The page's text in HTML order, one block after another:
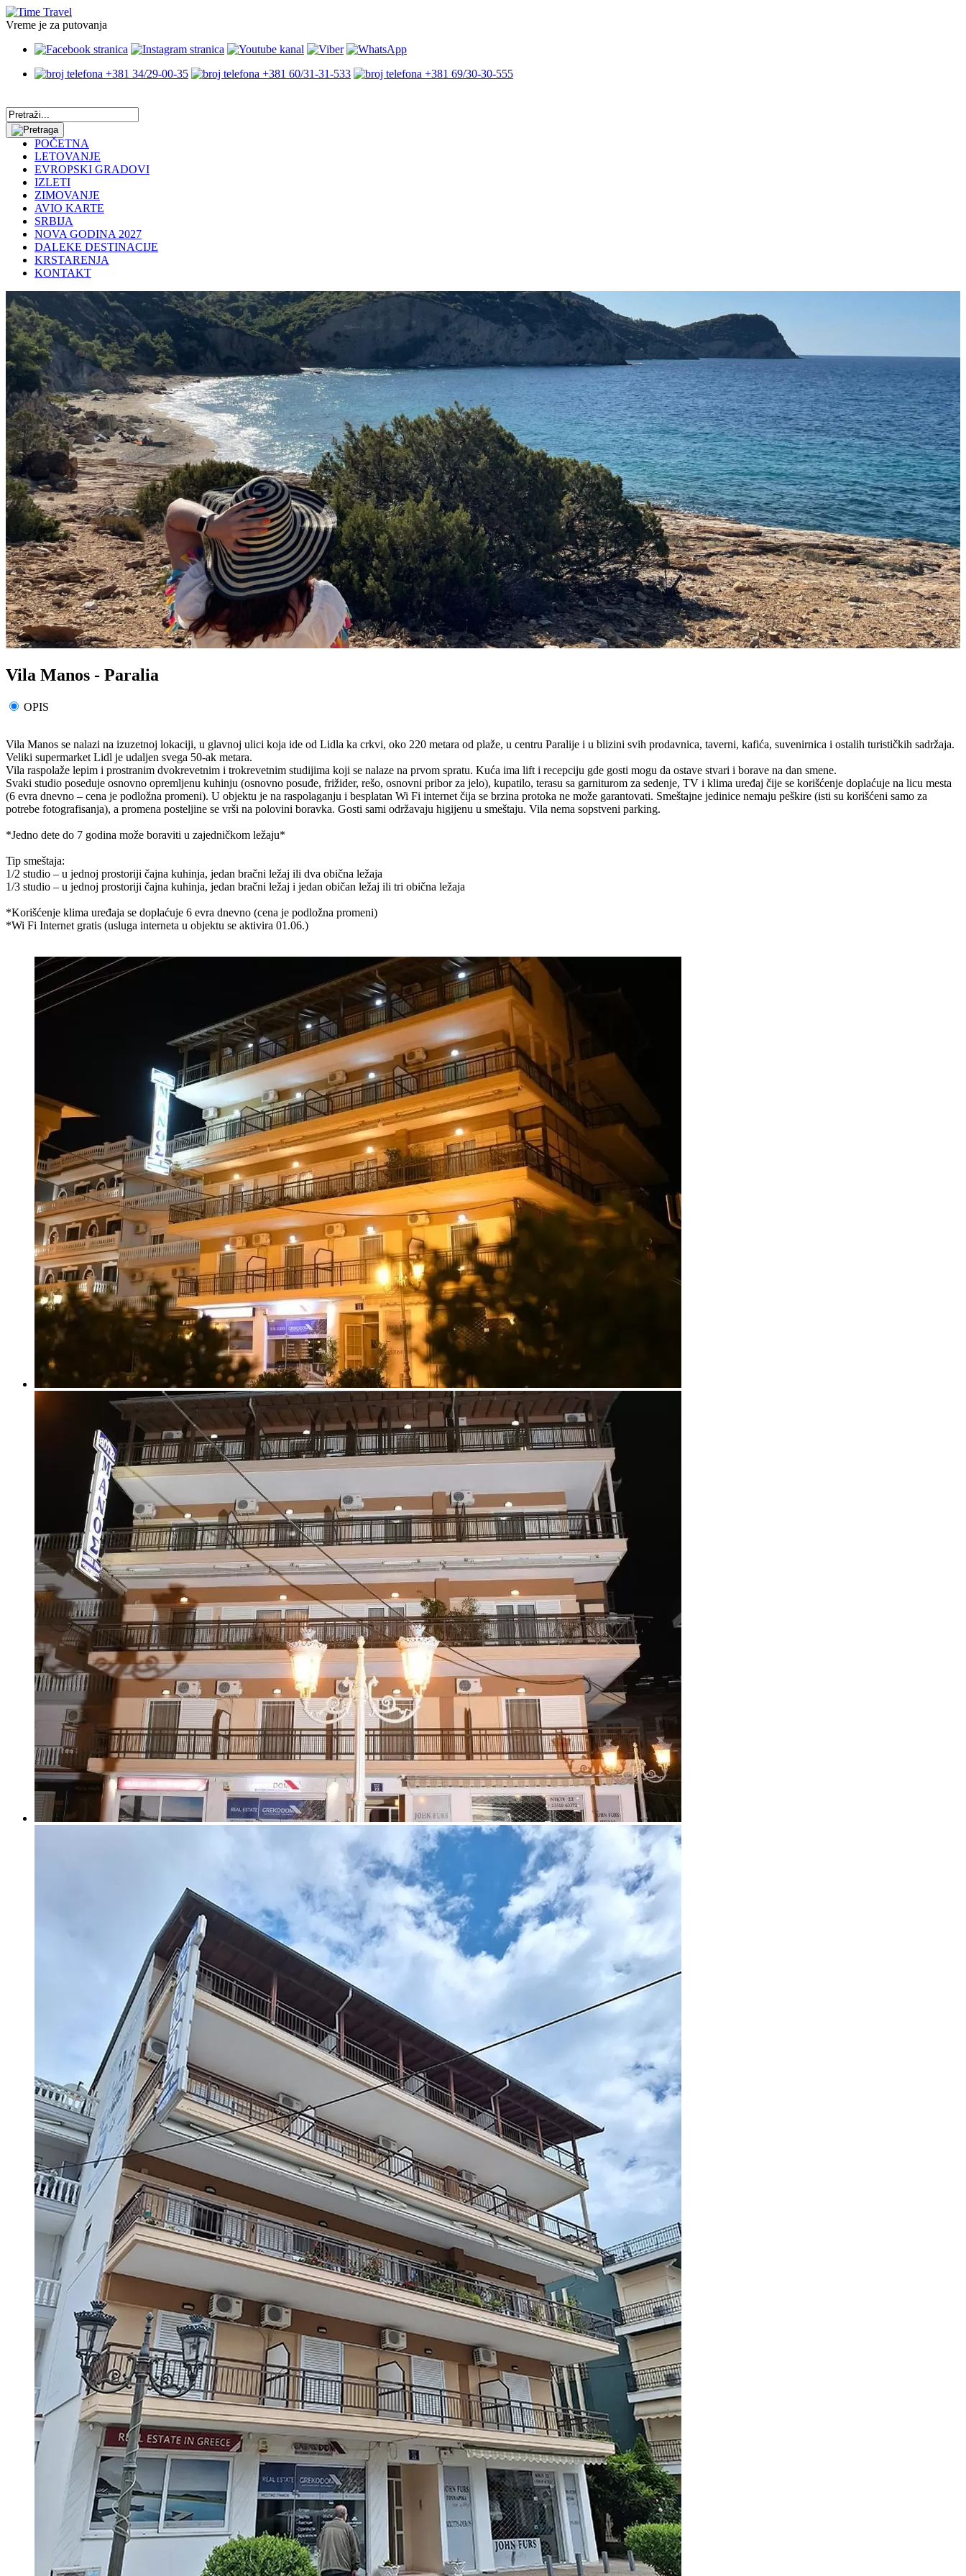
Vreme je za putovanja
+381 34/29-00-35 +381 60/31-31-533 +381 69/30-30-555
POČETNA
LETOVANJE
EVROPSKI GRADOVI
IZLETI
ZIMOVANJE
AVIO KARTE
SRBIJA
NOVA GODINA 2027
DALEKE DESTINACIJE
KRSTARENJA
KONTAKT
Vila Manos - Paralia
OPIS
Vila Manos se nalazi na izuzetnoj lokaciji, u glavnoj ulici koja ide od Lidla ka crkvi, oko 220 metara od plaže, u centru Paralije i u blizini svih prodavnica, taverni, kafića, suvenirnica i ostalih turističkih sadržaja.
Veliki supermarket Lidl je udaljen svega 50-ak metara.
Vila raspolaže lepim i prostranim dvokrevetnim i trokrevetnim studijima koji se nalaze na prvom spratu. Kuća ima lift i recepciju gde gosti mogu da ostave stvari i borave na dan smene.
Svaki studio poseduje osnovno opremljenu kuhinju (osnovno posuđe, frižider, rešo, osnovni pribor za jelo), kupatilo, terasu sa garniturom za sedenje, TV i klima uređaj čije se korišćenje doplaćuje na licu mesta
(6 evra dnevno – cena je podložna promeni). U objektu je na raspolaganju i besplatan Wi Fi internet čija se brzina protoka ne može garantovati. Smeštajne jedinice nemaju peškire (isti su korišćeni samo za
potrebe fotografisanja), a promena posteljine se vrši na polovini boravka. Gosti sami održavaju higijenu u smeštaju. Vila nema sopstveni parking.
*Jedno dete do 7 godina može boraviti u zajedničkom ležaju*
Tip smeštaja:
1/2 studio – u jednoj prostoriji čajna kuhinja, jedan bračni ležaj ili dva obična ležaja
1/3 studio – u jednoj prostoriji čajna kuhinja, jedan bračni ležaj i jedan običan ležaj ili tri obična ležaja
*Korišćenje klima uređaja se doplaćuje 6 evra dnevno (cena je podložna promeni)
*Wi Fi Internet gratis (usluga interneta u objektu se aktivira 01.06.)